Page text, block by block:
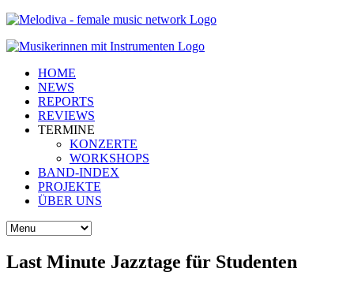
HOME
NEWS
REPORTS
REVIEWS
TERMINE
KONZERTE
WORKSHOPS
BAND-INDEX
PROJEKTE
ÜBER UNS
Last Minute Jazztage für Studenten